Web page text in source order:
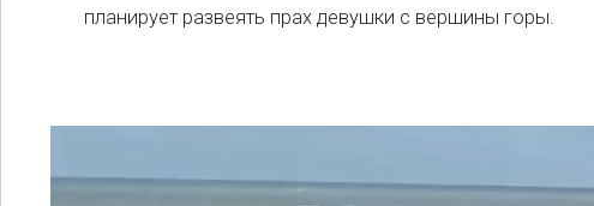
планирует развеять прах девушки с вершины горы.